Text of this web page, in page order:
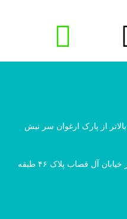
از پارک ارغوان سر نبش
آدرس مطب تهرانپارس : میدان رهبر خیابان آل قصاب پلاک ۴۶ طبقه